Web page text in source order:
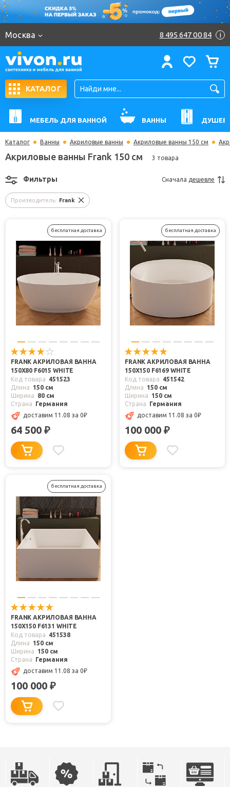
Москва 8 495 647 00 84 i
КАТАЛОГ
МЕБЕЛЬ ДЛЯ ВАННОЙ ВАННЫ
Каталог Ванны Акриловые ванны Акриловые ванны 150 см
Акриловые ванны Frank 150 см 3 товара
Производитель: Frank
Фильтры Сначала дешевле
бесплатная доставка
FRANK АКРИЛОВАЯ ВАННА
150Х80 F6015 WHITE
Код товара
451523
Длина
150 см
Ширина
80 см
Страна
Германия
доставим 11.08 за 0₽
64 500 ₽
бесплатная доставка
FRANK АКРИЛОВАЯ ВАННА
150X150 F6169 WHITE
Код товара
451542
Длина
150 см
Ширина
150 см
Страна
Германия
доставим 11.08 за 0₽
100 000 ₽
бесплатная доставка
FRANK АКРИЛОВАЯ ВАННА
150X150 F6131 WHITE
Код товара
451538
Длина
150 см
Ширина
150 см
Страна
Германия
доставим 11.08 за 0₽
100 000 ₽